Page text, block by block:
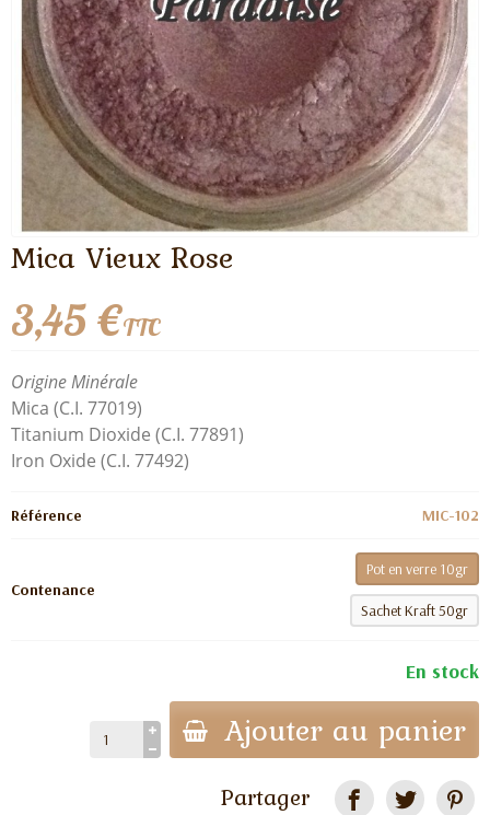
Mica Vieux Rose
3,45 €TTC
Origine Minérale
Mica (C.I. 77019)
Titanium Dioxide (C.I. 77891)
Iron Oxide (C.I. 77492)
Référence MIC-102
Contenance
Pot en verre 10gr
Sachet Kraft 50gr
En stock
Ajouter au panier
Partager